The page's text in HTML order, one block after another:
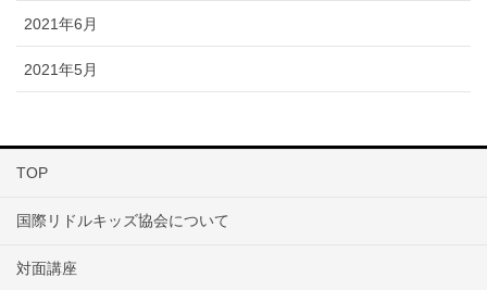
2021年6月
2021年5月
TOP
国際リドルキッズ協会について
対面講座